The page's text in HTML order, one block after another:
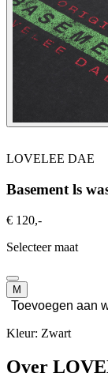
LOVELEE DAE
Basement ls
€ 120,-
Selecteer maat
M
Toevoegen aan
Kleur: Zwart
Over